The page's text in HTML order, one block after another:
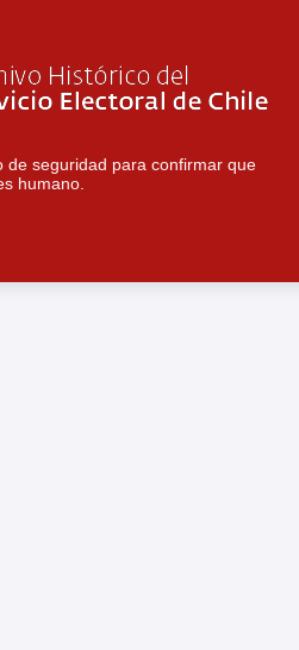
de seguridad para confirmar que
humano.